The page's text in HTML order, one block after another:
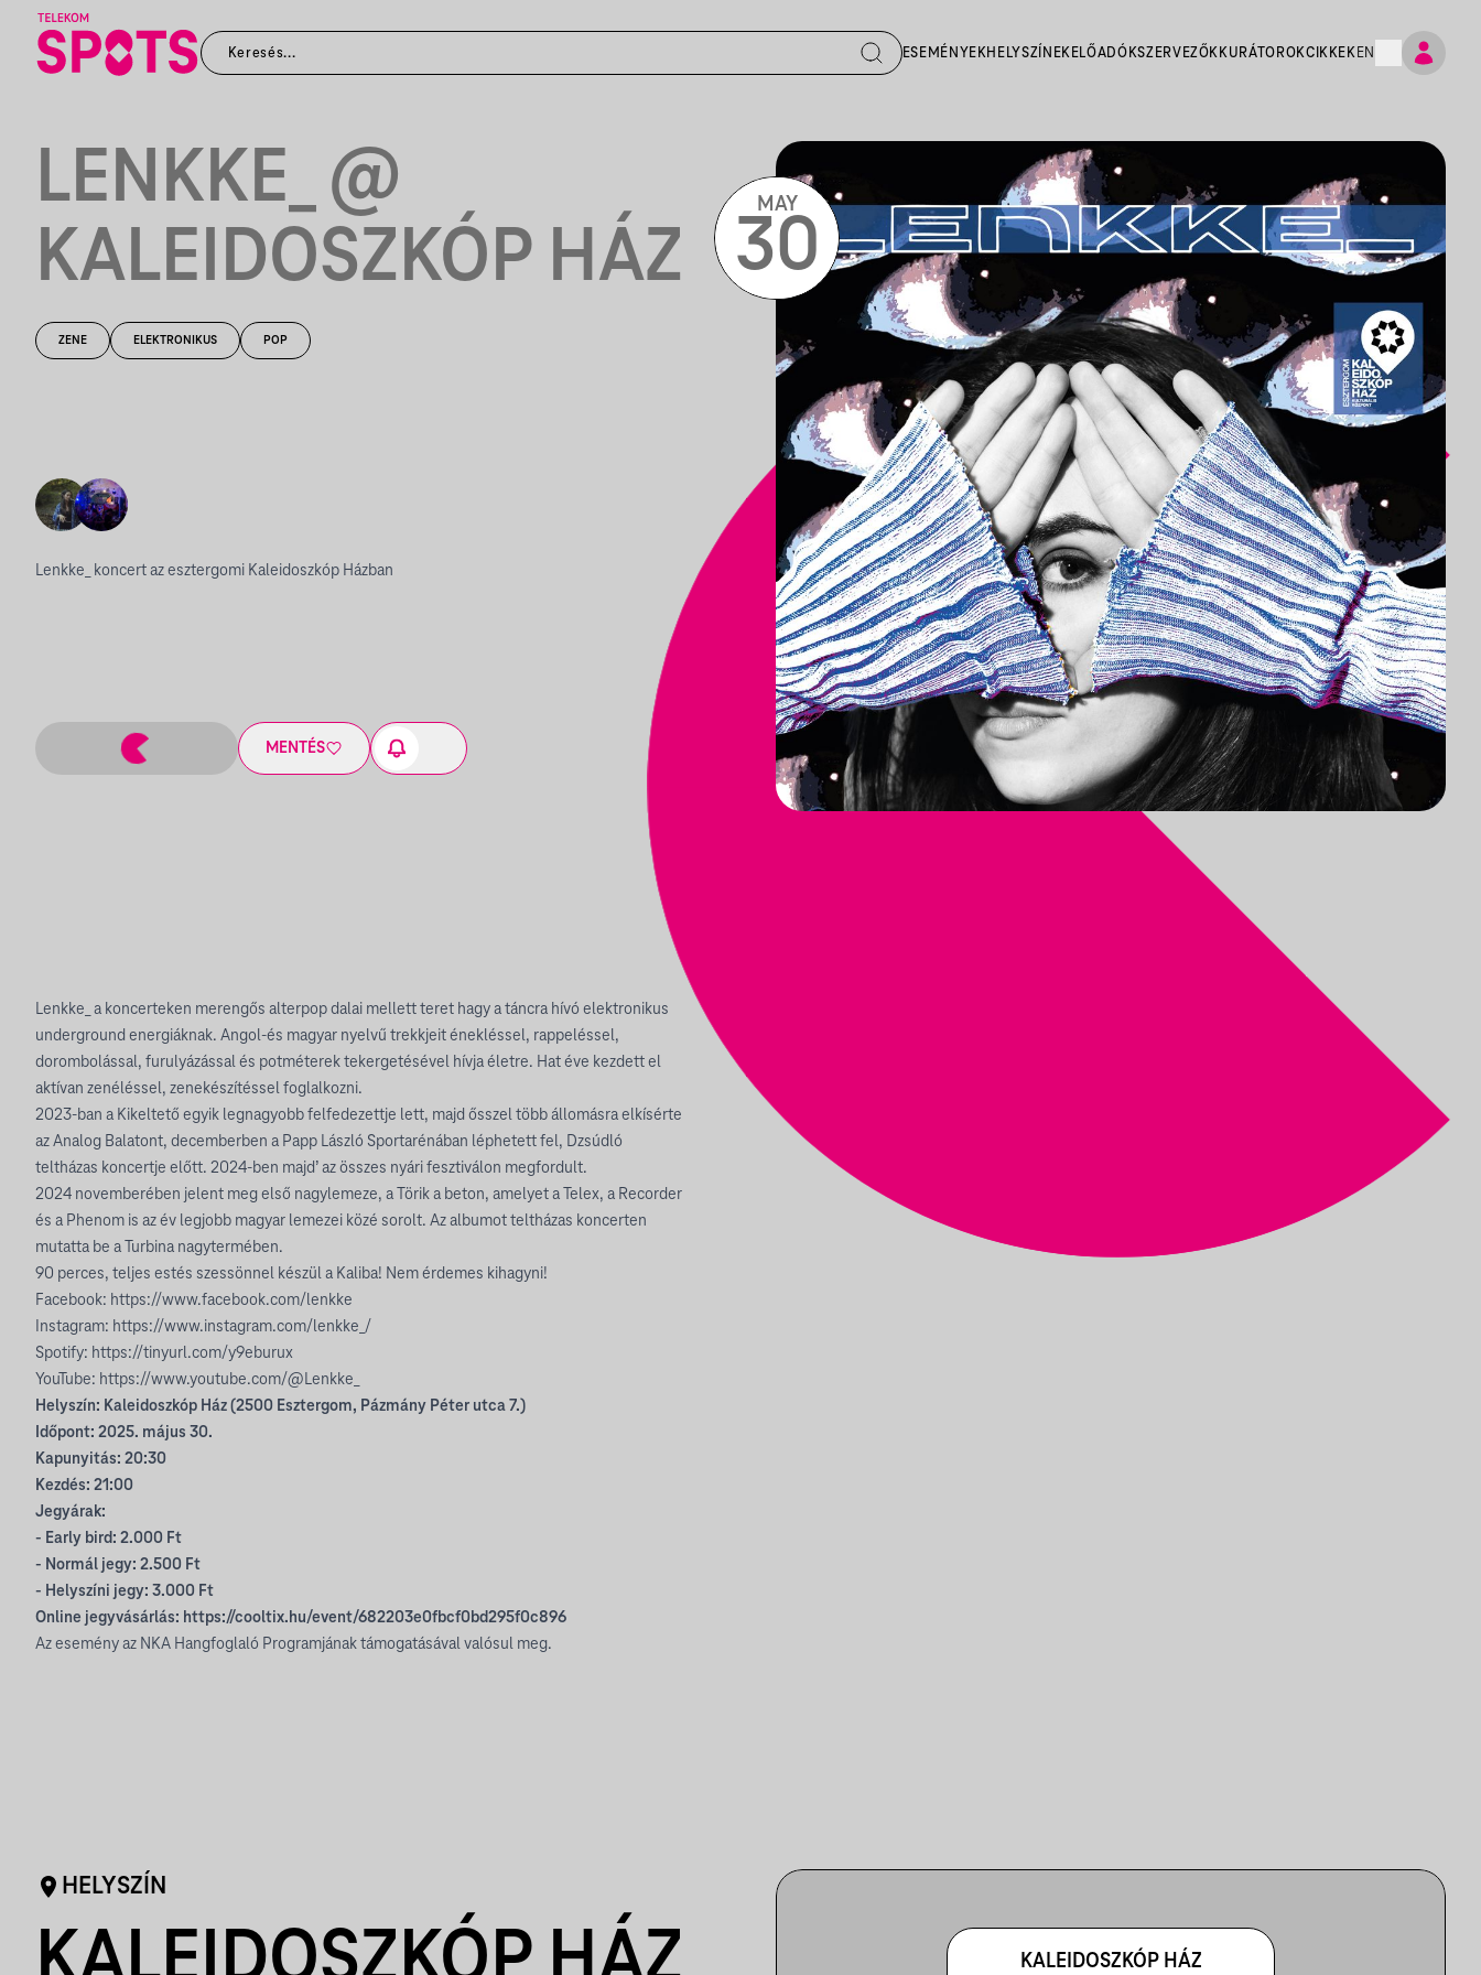
ESEMÉNYEKHELYSZÍNEK ELŐADÓKSZERVEZŐK KURÁTOROKCIKKEK EN
LENKKE_ @
KALEIDOSZKÓP HÁZ
ZENE ELEKTRONIKUS POP
Lenkke_ koncert az esztergomi Kaleidoszkóp Házban
MENTÉS
MAY
30
Lenkke_ a koncerteken merengős alterpop dalai mellett teret hagy a táncra hívó elektronikus
underground energiáknak. Angol-és magyar nyelvű trekkjeit énekléssel, rappeléssel,
dorombolással, furulyázással és potméterek tekergetésével hívja életre. Hat éve kezdett el
aktívan zenéléssel, zenekészítéssel foglalkozni.
2023-ban a Kikeltető egyik legnagyobb felfedezettje lett, majd ősszel több állomásra elkísérte
az Analog Balatont, decemberben a Papp László Sportarénában léphetett fel, Dzsúdló
teltházas koncertje előtt. 2024-ben majd’ az összes nyári fesztiválon megfordult.
2024 novemberében jelent meg első nagylemeze, a Törik a beton, amelyet a Telex, a Recorder
és a Phenom is az év legjobb magyar lemezei közé sorolt. Az albumot teltházas koncerten
mutatta be a Turbina nagytermében.
90 perces, teljes estés szessönnel készül a Kaliba! Nem érdemes kihagyni!
Facebook: https://www.facebook.com/lenkke
Instagram: https://www.instagram.com/lenkke_/
Spotify: https://tinyurl.com/y9eburux
YouTube: https://www.youtube.com/@Lenkke_
Helyszín: Kaleidoszkóp Ház (2500 Esztergom, Pázmány Péter utca 7.)
Időpont: 2025. május 30.
Kapunyitás: 20:30
Kezdés: 21:00
Jegyárak:
- Early bird: 2.000 Ft
- Normál jegy: 2.500 Ft
- Helyszíni jegy: 3.000 Ft
Online jegyvásárlás: https://cooltix.hu/event/682203e0fbcf0bd295f0c896
Az esemény az NKA Hangfoglaló Programjának támogatásával valósul meg.
HELYSZÍN
KALEIDOSZKÓP HÁZ